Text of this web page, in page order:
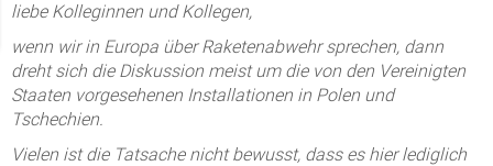
liebe Kolleginnen und Kollegen,
wenn wir in Europa über Raketenabwehr sprechen, dann
dreht sich die Diskussion meist um die von den Vereinigten
Staaten vorgesehenen Installationen in Polen und
Tschechien.
Vielen ist die Tatsache nicht bewusst, dass es hier lediglich